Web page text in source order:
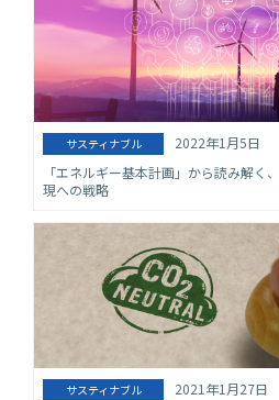
サスティナブル
2022年1月5日
「エネルギー基本計画」から読み解く
現への戦略
サスティナブル
2021年1月27日